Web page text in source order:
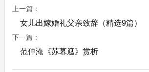
8. 及：到了.
9. 则：就.
上一篇：
女儿出嫁婚礼父亲致辞（精选9篇）
下一篇：
范仲淹《苏幕遮》赏析